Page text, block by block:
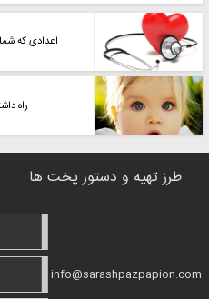
اعدادی که
راه
طرز تهیه و دستور پخت ها
info@sarashpazpapion.com